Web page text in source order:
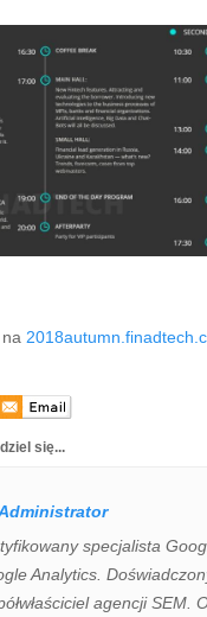
się...
specjalista
Analytics.
agencji SEM.